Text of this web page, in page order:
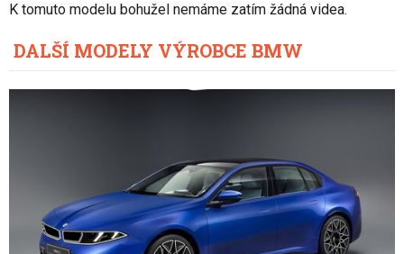
K tomuto modelu bohužel nemáme zatím žádná videa.
DALŠÍ MODELY VÝROBCE BMW